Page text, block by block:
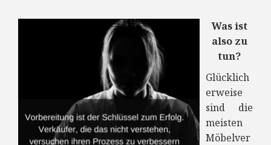
Was ist
also zu
tun?
Glücklich
erweise
sind die
meisten
Möbelver